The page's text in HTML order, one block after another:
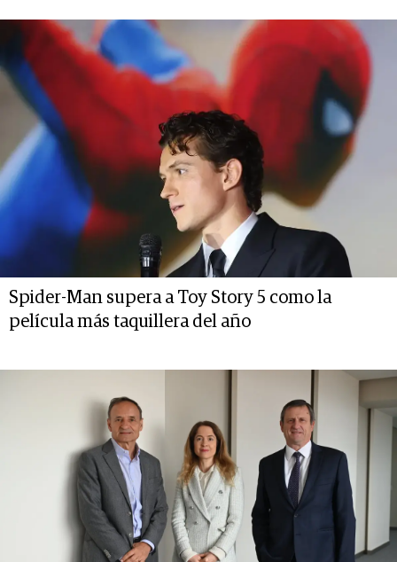
Spider-Man supera a Toy Story 5 como la
película más taquillera del año